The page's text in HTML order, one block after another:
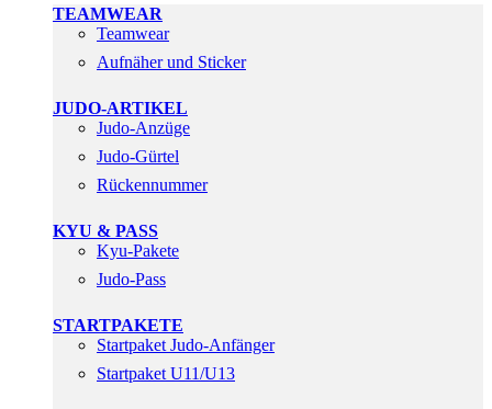
TEAMWEAR
Teamwear
Aufnäher und Sticker
JUDO-ARTIKEL
Judo-Anzüge
Judo-Gürtel
Rückennummer
KYU & PASS
Kyu-Pakete
Judo-Pass
STARTPAKETE
Startpaket Judo-Anfänger
Startpaket U11/U13